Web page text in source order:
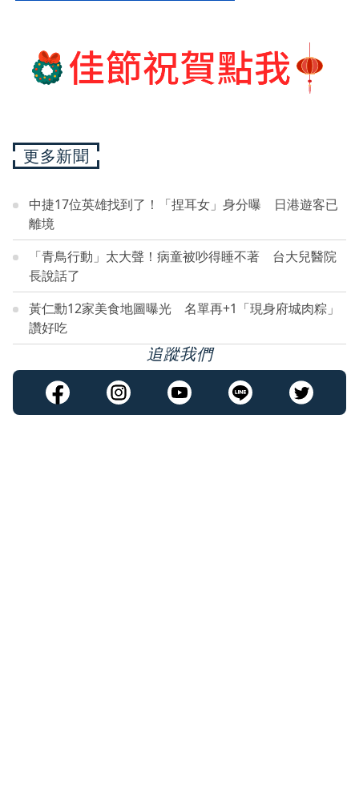
更多新聞
中捷17位英雄找到了！「捏耳女」身分曝 日港遊客已
離境
「青鳥行動」太大聲！病童被吵得睡不著 台大兒醫院
長說話了
黃仁勳12家美食地圖曝光 名單再+1「現身府城肉粽」
讚好吃
追蹤我們